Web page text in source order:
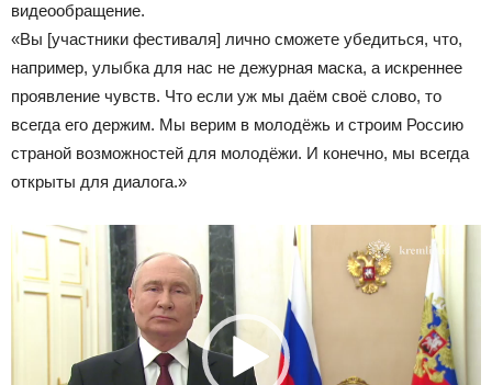
видеообращение.
«Вы [участники фестиваля] лично сможете убедиться, что,
например, улыбка для нас не дежурная маска, а искреннее
проявление чувств. Что если уж мы даём своё слово, то
всегда его держим. Мы верим в молодёжь и строим Россию
страной возможностей для молодёжи. И конечно, мы всегда
открыты для диалога.»
Видеоплеер